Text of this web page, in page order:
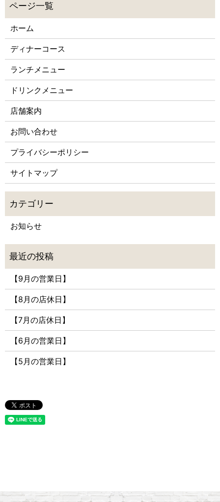
ホーム
ディナーコース
ランチメニュー
ドリンクメニュー
店舗案内
お問い合わせ
プライバシーポリシー
サイトマップ
お知らせ
【9月の営業日】
【8月の店休日】
【7月の店休日】
【6月の営業日】
【5月の営業日】